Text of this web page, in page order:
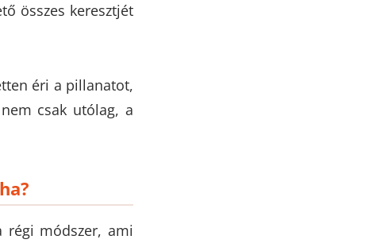
összes keresztjét
éri a pillanatot,
csak utólag, a
régi módszer, ami